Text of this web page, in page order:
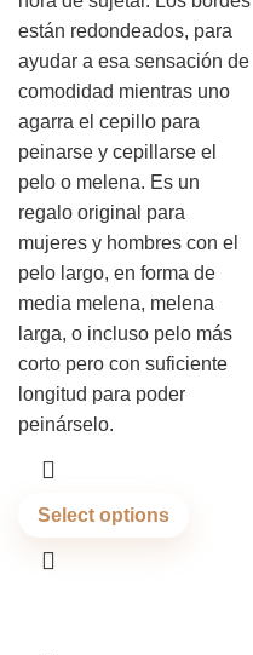
están redondeados, para
ayudar a esa sensación de
comodidad mientras uno
agarra el cepillo para
peinarse y cepillarse el
pelo o melena. Es un
regalo original para
mujeres y hombres con el
pelo largo, en forma de
media melena, melena
larga, o incluso pelo más
corto pero con suficiente
longitud para poder
peinárselo.
Select options